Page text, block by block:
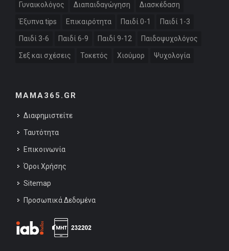
Γυναικολόγος Διαπαιδαγώγηση Διασκέδαση
Έξυπνα tips Επικαιρότητα Παιδί 0-1 Παιδί 1-3
Παιδί 3-6 Παιδί 6-9 Παιδί 9-12 Παιδοψυχολόγος
Σεξ και σχέσεις Τοκετός Χιούμορ Ψυχολογία
MAMA365.GR
Διαφημιστείτε
Ταυτότητα
Επικοινωνία
Όροι Χρήσης
Sitemap
Προσωπικά Δεδομένα